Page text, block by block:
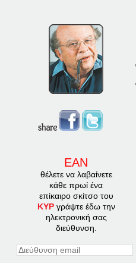
ΕΑΝ
θέλετε να λαβαίνετε
κάθε πρωί ένα
επίκαιρο σκίτσο του
ΚΥΡγράψτε έδω την
ηλεκτρονική σας
διεύθυνση.
Διεύθυνση